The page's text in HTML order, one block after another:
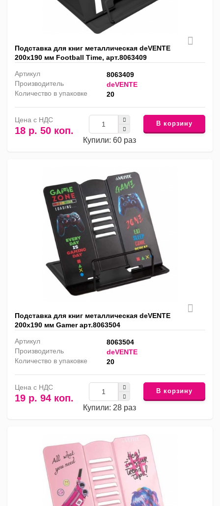
Подставка для книг металлическая deVENTE
200х190 мм Football Time, арт.8063409
Артикул
8063409
Производитель
deVENTE
Количество в упаковке
20
Цена с НДС
18 р. 50 коп.
Купили: 60 раз
В корзину
Подставка для книг металлическая deVENTE
200х190 мм Gamer арт.8063504
Артикул
8063504
Производитель
deVENTE
Количество в упаковке
20
Цена с НДС
19 р. 94 коп.
Купили: 28 раз
В корзину